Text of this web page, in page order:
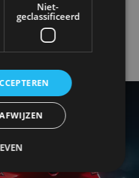
TOYOTA COROLLA
Niet-
geclassificeerd